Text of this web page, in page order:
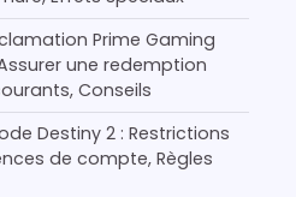
Prime Gaming
une redemption
Conseils
Destiny 2 : Restrictions
de compte, Règles